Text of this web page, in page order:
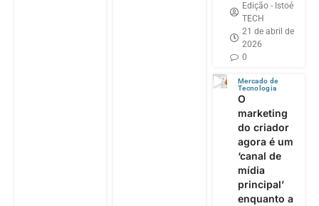
Edição - Istoé
TECH
21 de abril de
2026
0
Mercado de
Tecnologia
O
marketing
do criador
agora é um
‘canal de
mídia
principal’
enquanto a